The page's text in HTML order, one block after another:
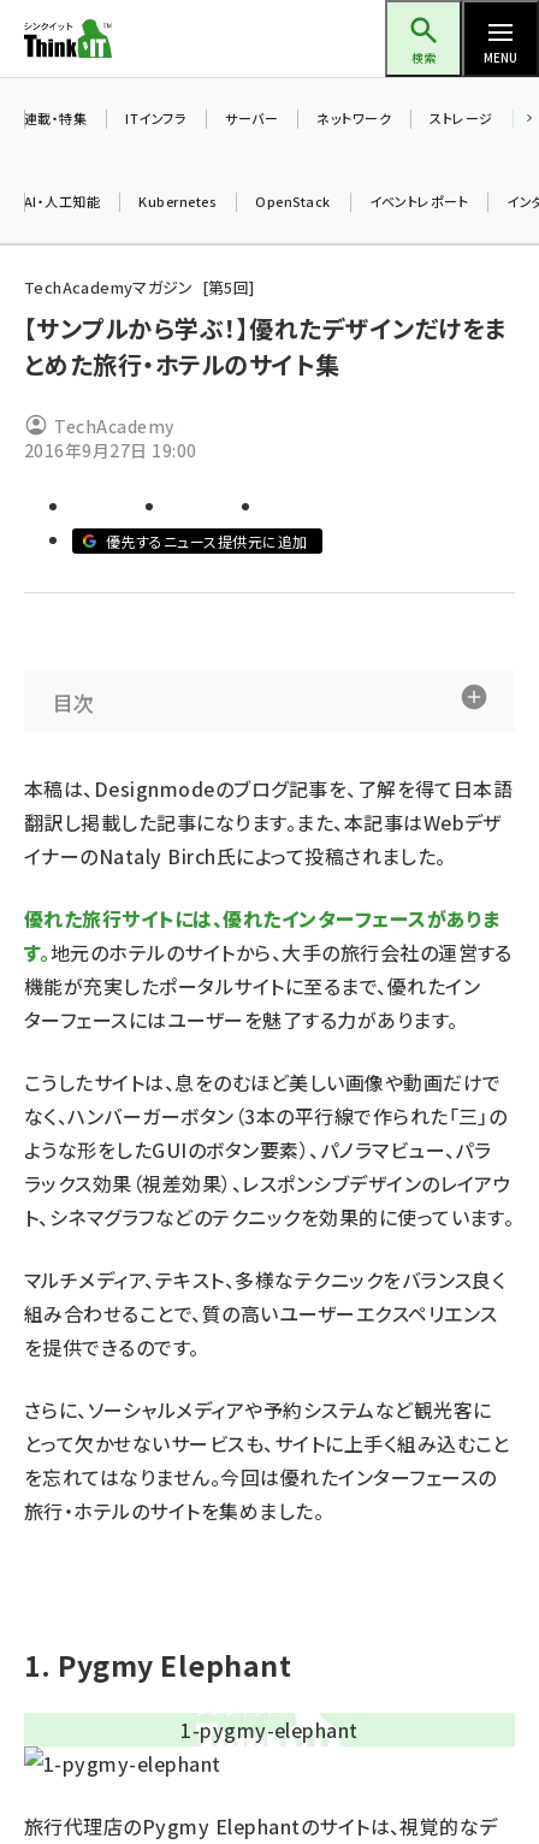
ン
ツ
検索 MENU
加藤銘のチーム貢献～仲間と築いた勝利の絆～ (2315)
iot女子会 (2281)
drupal (1956)
abc123 (1360)
連載・特集 ITインフラ サーバー ネットワーク ストレージ
AI・人工知能 Kubernetes OpenStack イベントレポート イン
TechAcademyマガジン 第5回
【サンプルから学ぶ！】優れたデザインだけをま
とめた旅行・ホテルのサイト集
TechAcademy
2016年9月27日 19:00
優先するニュース提供元に追加
目次
本稿は、Designmodeのブログ記事を、了解を得て日本語
翻訳し掲載した記事になります。また、本記事はWebデザ
イナーのNataly Birch氏によって投稿されました。
優れた旅行サイトには、優れたインターフェースがありま
す。地元のホテルのサイトから、大手の旅行会社の運営する
機能が充実したポータルサイトに至るまで、優れたイン
ターフェースにはユーザーを魅了する力があります。
こうしたサイトは、息をのむほど美しい画像や動画だけで
なく、ハンバーガーボタン（3本の平行線で作られた「三」の
ような形をしたGUIのボタン要素）、パノラマビュー、パラ
ラックス効果（視差効果）、レスポンシブデザインのレイアウ
ト、シネマグラフなどのテクニックを効果的に使っています。
マルチメディア、テキスト、多様なテクニックをバランス良く
組み合わせることで、質の高いユーザーエクスペリエンス
を提供できるのです。
さらに、ソーシャルメディアや予約システムなど観光客に
とって欠かせないサービスも、サイトに上手く組み込むこと
を忘れてはなりません。今回は優れたインターフェースの
旅行・ホテルのサイトを集めました。
1. Pygmy Elephant
旅行代理店のPygmy Elephantのサイトは、視覚的なデ